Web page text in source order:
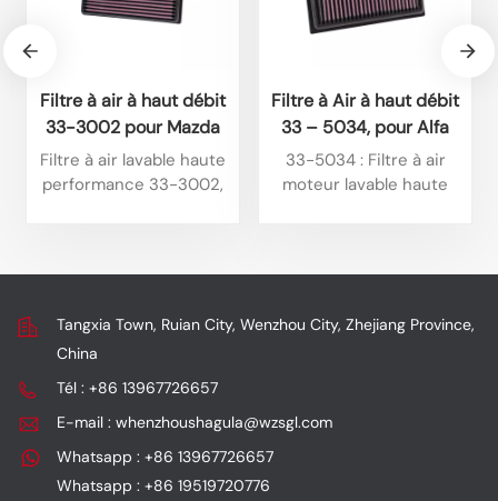
Filtre à air à haut débit
33-3002 pour Mazda
BT50 3.0L L4 Diesel
(2025) et Isuzu D-Max
Filtre à air lavable haute
performance 33-3002,
réutilisable et a une
en optimisant la
puissance et en
assurant une filtration
Filtre à Air à haut débit
33 – 5034, pour Alfa
Romeo Tonale 1,6 l L4
Diesel 2025, Alfa
33-5034 : Filtre à air
moteur lavable haute
modèles Jeep. Ses
son débit élevé, sa
amélioration des
Tangxia Town, Ruian City, Wenzhou City, Zhejiang Province,
China
Tél : +86 13967726657
E-mail : whenzhoushagula@wzsgl.com
Whatsapp : +86 13967726657
Whatsapp : +86 19519720776